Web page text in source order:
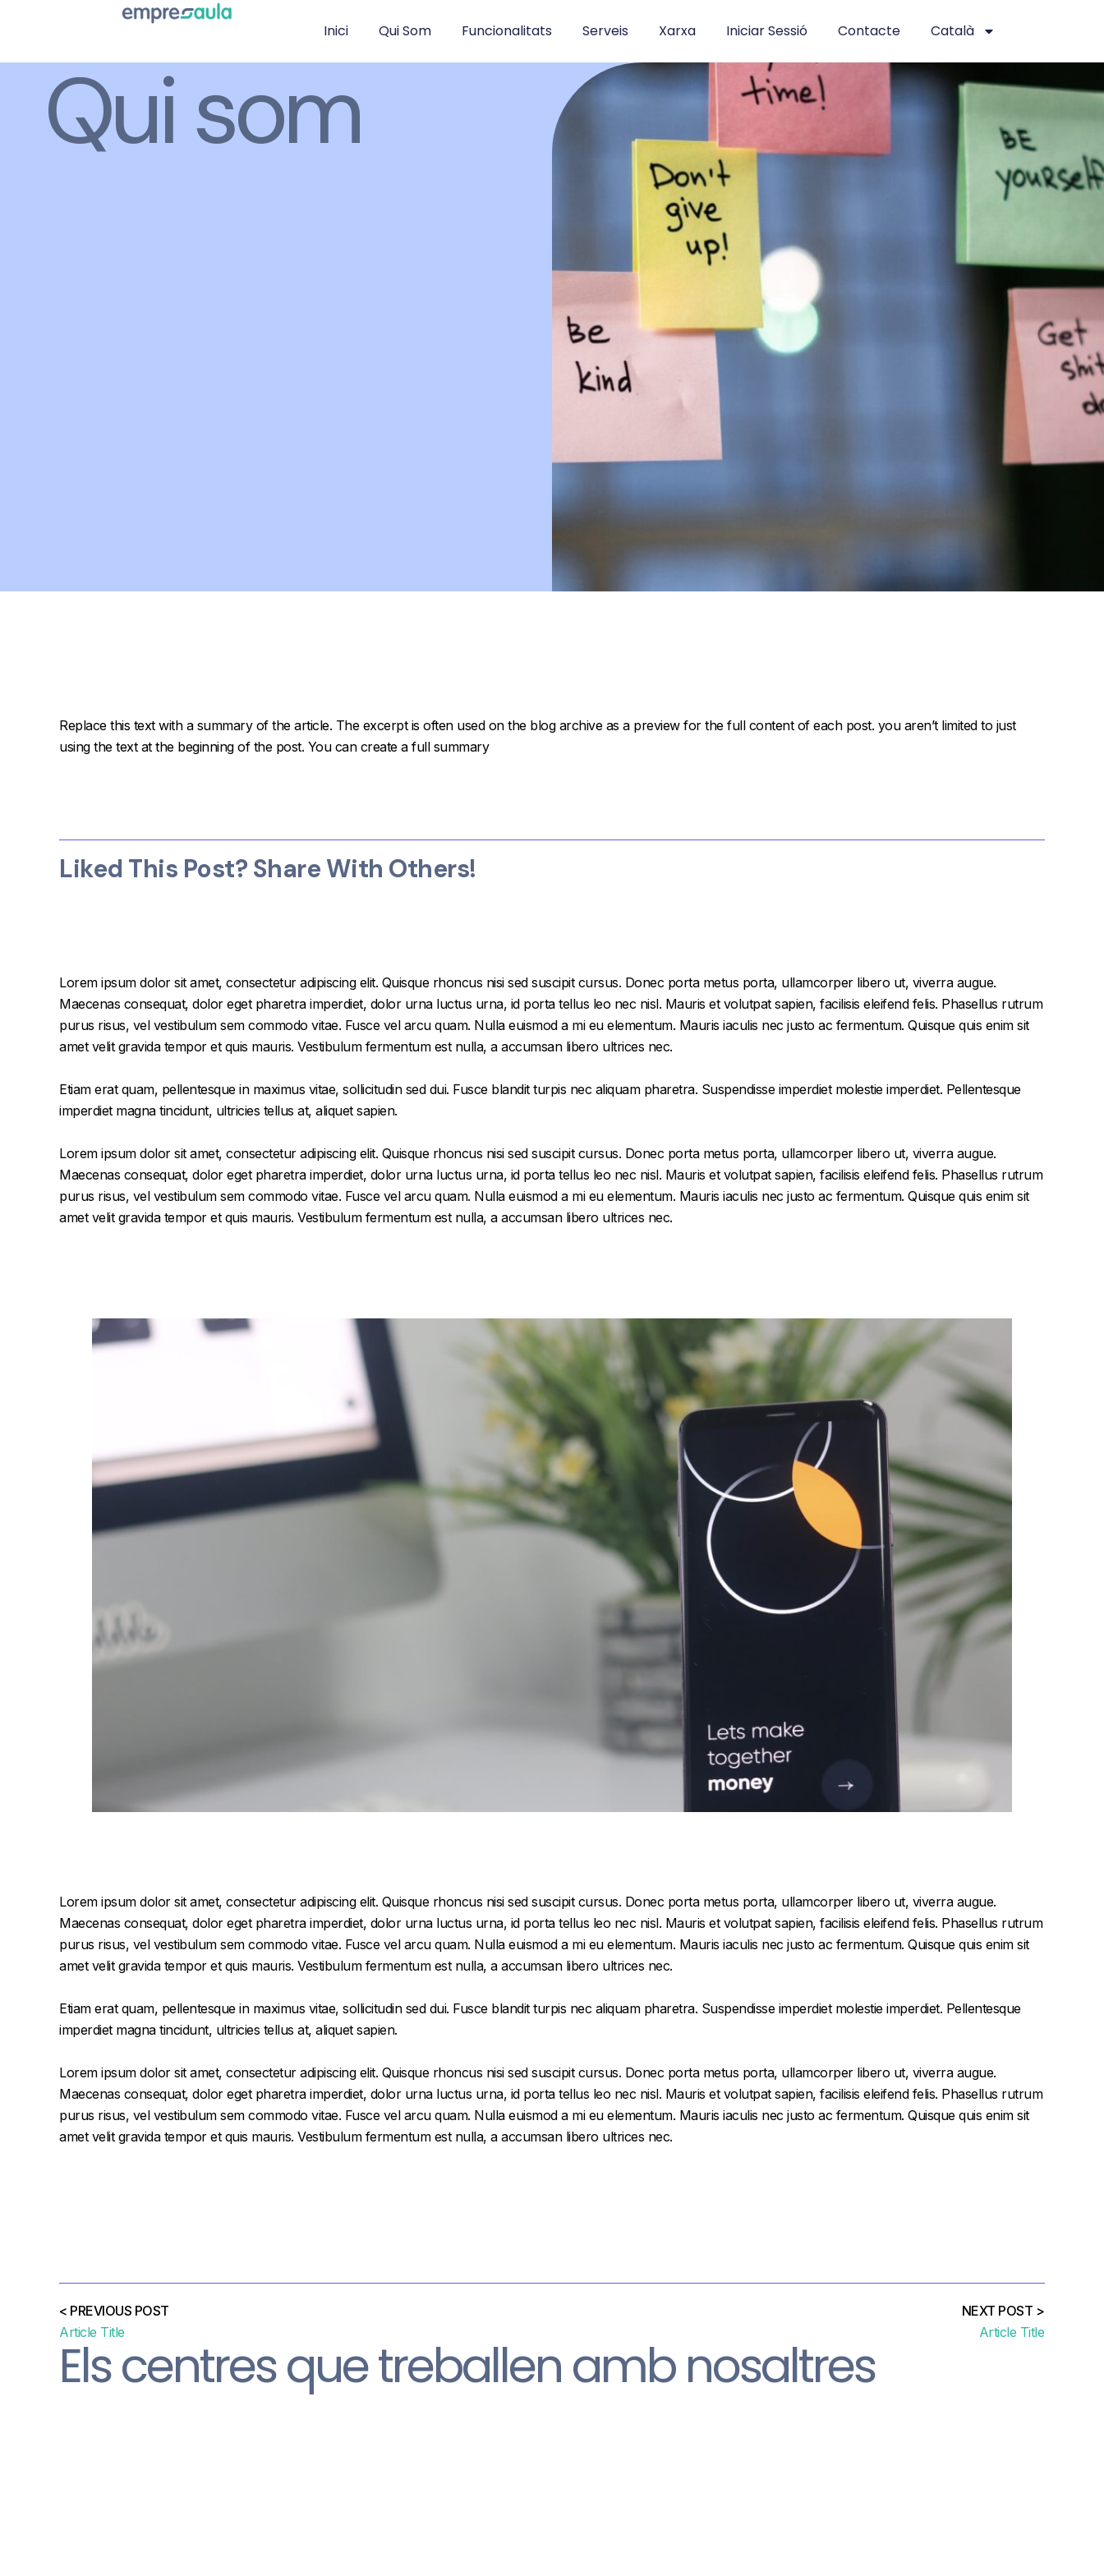
Inici Qui Som Funcionalitats Serveis Xarxa Iniciar Sessió Contacte Català
Qui som
Replace this text with a summary of the article. The excerpt is often used on the blog archive as a preview for the full content of each post. you aren’t limited to just
using the text at the beginning of the post. You can create a full summary
Liked This Post? Share With Others!
Lorem ipsum dolor sit amet, consectetur adipiscing elit. Quisque rhoncus nisi sed suscipit cursus. Donec porta metus porta, ullamcorper libero ut, viverra augue.
Maecenas consequat, dolor eget pharetra imperdiet, dolor urna luctus urna, id porta tellus leo nec nisl. Mauris et volutpat sapien, facilisis eleifend felis. Phasellus rutrum
purus risus, vel vestibulum sem commodo vitae. Fusce vel arcu quam. Nulla euismod a mi eu elementum. Mauris iaculis nec justo ac fermentum. Quisque quis enim sit
amet velit gravida tempor et quis mauris. Vestibulum fermentum est nulla, a accumsan libero ultrices nec.
Etiam erat quam, pellentesque in maximus vitae, sollicitudin sed dui. Fusce blandit turpis nec aliquam pharetra. Suspendisse imperdiet molestie imperdiet. Pellentesque
imperdiet magna tincidunt, ultricies tellus at, aliquet sapien.
Lorem ipsum dolor sit amet, consectetur adipiscing elit. Quisque rhoncus nisi sed suscipit cursus. Donec porta metus porta, ullamcorper libero ut, viverra augue.
Maecenas consequat, dolor eget pharetra imperdiet, dolor urna luctus urna, id porta tellus leo nec nisl. Mauris et volutpat sapien, facilisis eleifend felis. Phasellus rutrum
purus risus, vel vestibulum sem commodo vitae. Fusce vel arcu quam. Nulla euismod a mi eu elementum. Mauris iaculis nec justo ac fermentum. Quisque quis enim sit
amet velit gravida tempor et quis mauris. Vestibulum fermentum est nulla, a accumsan libero ultrices nec.
Lorem ipsum dolor sit amet, consectetur adipiscing elit. Quisque rhoncus nisi sed suscipit cursus. Donec porta metus porta, ullamcorper libero ut, viverra augue.
Maecenas consequat, dolor eget pharetra imperdiet, dolor urna luctus urna, id porta tellus leo nec nisl. Mauris et volutpat sapien, facilisis eleifend felis. Phasellus rutrum
purus risus, vel vestibulum sem commodo vitae. Fusce vel arcu quam. Nulla euismod a mi eu elementum. Mauris iaculis nec justo ac fermentum. Quisque quis enim sit
amet velit gravida tempor et quis mauris. Vestibulum fermentum est nulla, a accumsan libero ultrices nec.
Etiam erat quam, pellentesque in maximus vitae, sollicitudin sed dui. Fusce blandit turpis nec aliquam pharetra. Suspendisse imperdiet molestie imperdiet. Pellentesque
imperdiet magna tincidunt, ultricies tellus at, aliquet sapien.
Lorem ipsum dolor sit amet, consectetur adipiscing elit. Quisque rhoncus nisi sed suscipit cursus. Donec porta metus porta, ullamcorper libero ut, viverra augue.
Maecenas consequat, dolor eget pharetra imperdiet, dolor urna luctus urna, id porta tellus leo nec nisl. Mauris et volutpat sapien, facilisis eleifend felis. Phasellus rutrum
purus risus, vel vestibulum sem commodo vitae. Fusce vel arcu quam. Nulla euismod a mi eu elementum. Mauris iaculis nec justo ac fermentum. Quisque quis enim sit
amet velit gravida tempor et quis mauris. Vestibulum fermentum est nulla, a accumsan libero ultrices nec.
< PREVIOUS POST
Article Title
NEXT POST >
Article Title
Els centres que treballen amb nosaltres